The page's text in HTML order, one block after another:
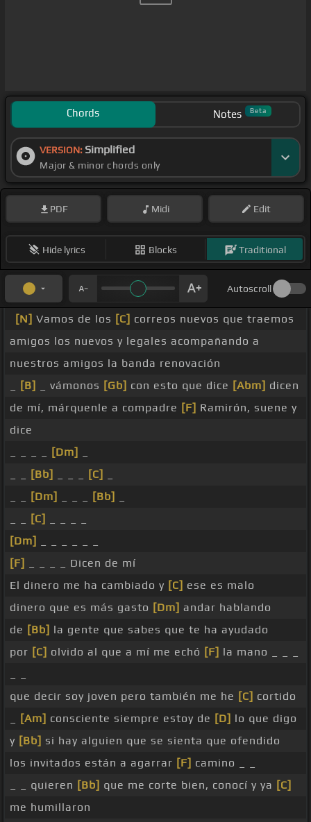
Chords Notes Beta
VERSION: Simplified
Major & minor chords only
PDF Midi Edit
Hide lyrics Blocks Traditional
Autoscroll
[N] Vamos de los [C] correos nuevos que traemos
amigos los nuevos y legales acompañando a
nuestros amigos la banda renovación
[B] _ vámonos [Gb] con esto que dice [Abm] dicen
de mí, márquenle a compadre [F] Ramirón, suene y
dice
[Dm]
[Bb] [C]
[Dm] [Bb]
[C]
[Dm]
[F]
_ _ _ _ Dicen de mí
El dinero me ha cambiado y [C] ese es malo
dinero que es más gasto [Dm] andar hablando
de [Bb] la gente que sabes que te ha ayudado
por [C] olvido al que a mí me echó [F] la mano _ _ _
que decir soy joven pero también me he [C] cortido
[Am] consciente siempre estoy de [D] lo que digo
y [Bb] si hay alguien que se sienta que ofendido
los invitados están a agarrar [F] camino _ _
_ _ quieren [Bb] que me corte bien, conocí y ya [C]
me humillaron